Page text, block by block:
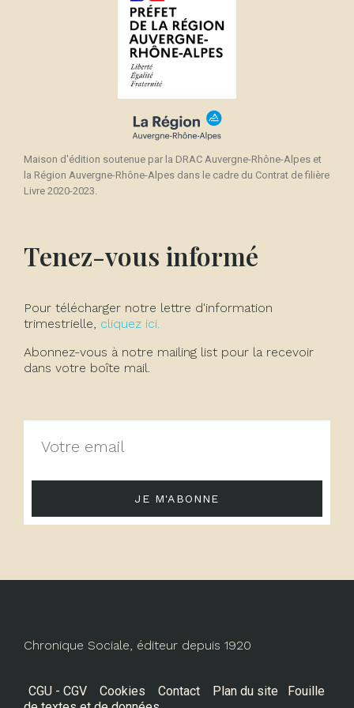
Maison d'édition soutenue par la DRAC Auvergne-Rhône-Alpes et
la Région Auvergne-Rhône-Alpes dans le cadre du Contrat de filière
Livre 2020-2023.
Tenez-vous informé
Pour télécharger notre lettre d'information
trimestrielle, cliquez ici.
Abonnez-vous à notre mailing list pour la recevoir
dans votre boîte mail.
JE M'ABONNE
Chronique Sociale, éditeur depuis 1920
CGU - CGV Cookies Contact Plan du site
Fouille